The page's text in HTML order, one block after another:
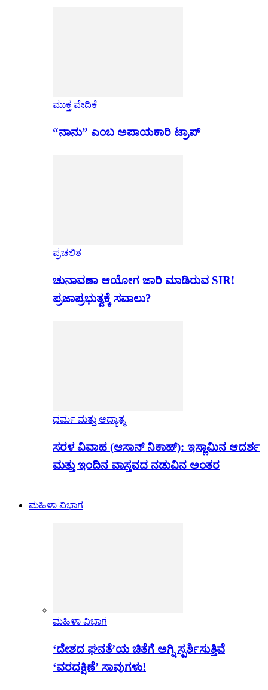
ಮುಕ್ತ ವೇದಿಕೆ
“ನಾನು” ಎಂಬ ಅಪಾಯಕಾರಿ ಟ್ರಾಪ್
ಪ್ರಚಲಿತ
ಚುನಾವಣಾ ಆಯೋಗ ಜಾರಿ ಮಾಡಿರುವ SIR!
ಪ್ರಜಾಪ್ರಭುತ್ವಕ್ಕೆ ಸವಾಲು?
ಧರ್ಮ ಮತ್ತು ಆಧ್ಯಾತ್ಮ
ಸರಳ ವಿವಾಹ (ಆಸಾನ್ ನಿಕಾಹ್): ಇಸ್ಲಾಮಿನ ಆದರ್ಶ
ಮತ್ತು ಇಂದಿನ ವಾಸ್ತವದ ನಡುವಿನ ಅಂತರ
ಮಹಿಳಾ ವಿಭಾಗ
ಮಹಿಳಾ ವಿಭಾಗ
‘ದೇಶದ ಘನತೆ’ಯ ಚಿತೆಗೆ ಅಗ್ನಿ ಸ್ಪರ್ಶಿಸುತ್ತಿವೆ
‘ವರದಕ್ಷಿಣೆ’ ಸಾವುಗಳು!